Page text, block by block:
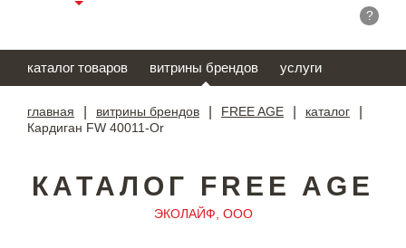
?
каталог товаров витрины брендов услуги
главная витрины брендов FREE AGE каталог
Кардиган FW 40011-Or
КАТАЛОГ FREE AGE
ЭКОЛАЙФ, ООО